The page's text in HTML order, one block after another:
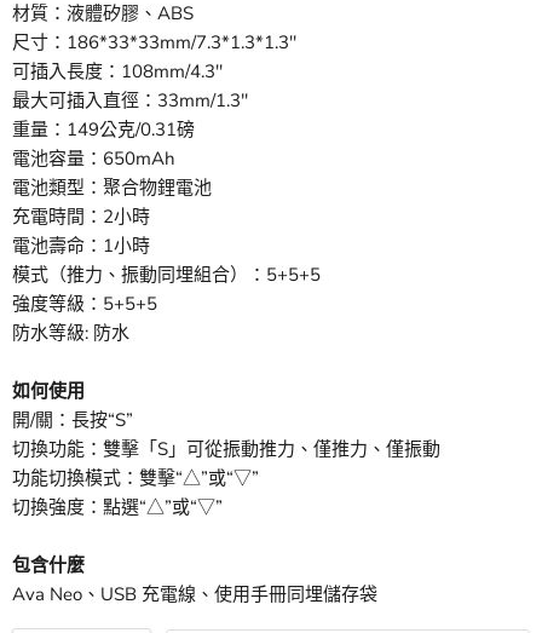
材質：液體矽膠、ABS
尺寸：186*33*33mm/7.3*1.3*1.3''
可插入長度：108mm/4.3''
最大可插入直徑：33mm/1.3''
重量：149公克/0.31磅
電池容量：650mAh
電池類型：聚合物鋰電池
充電時間：2小時
電池壽命：1小時
模式（推力、振動同埋組合）：5+5+5
強度等級：5+5+5
防水等級: 防水
如何使用
開/關：長按“S”
切換功能：雙擊「S」可從振動推力、僅推力、僅振動
功能切換模式：雙擊“△”或“▽”
切換強度：點選“△”或“▽”
包含什麼
Ava Neo、USB 充電線、使用手冊同埋儲存袋